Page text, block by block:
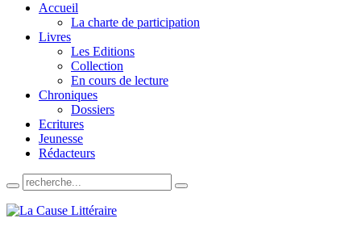
Accueil
La charte de participation
Livres
Les Editions
Collection
En cours de lecture
Chroniques
Dossiers
Ecritures
Jeunesse
Rédacteurs